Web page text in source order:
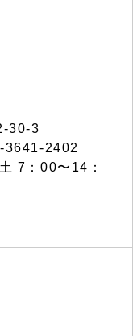
30-3
3641-2402
7：00〜14：